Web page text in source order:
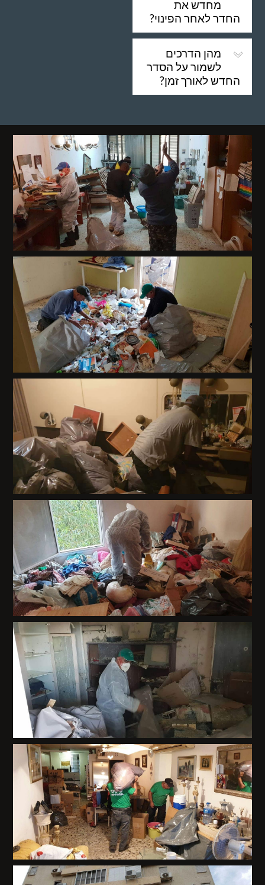
מחדש את
החדר לאחר הפינוי?
מהן הדרכים
לשמור על הסדר
החדש לאורך זמן?